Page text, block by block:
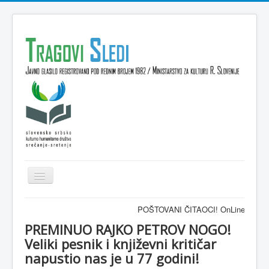
Isključi
navigaciju
VESTI
KULTURA
INTERVJU
POŠTOVANI ČITAOCI! OnLine
PREMINUO RAJKO PETROV NOGO!
Veliki pesnik i književni kritičar
napustio nas je u 77 godini!